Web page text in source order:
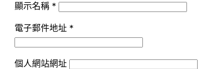
顯示名稱 *
電子郵件地址 *
個人網站網址